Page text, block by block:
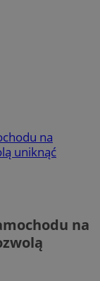
na
uniknąć
na